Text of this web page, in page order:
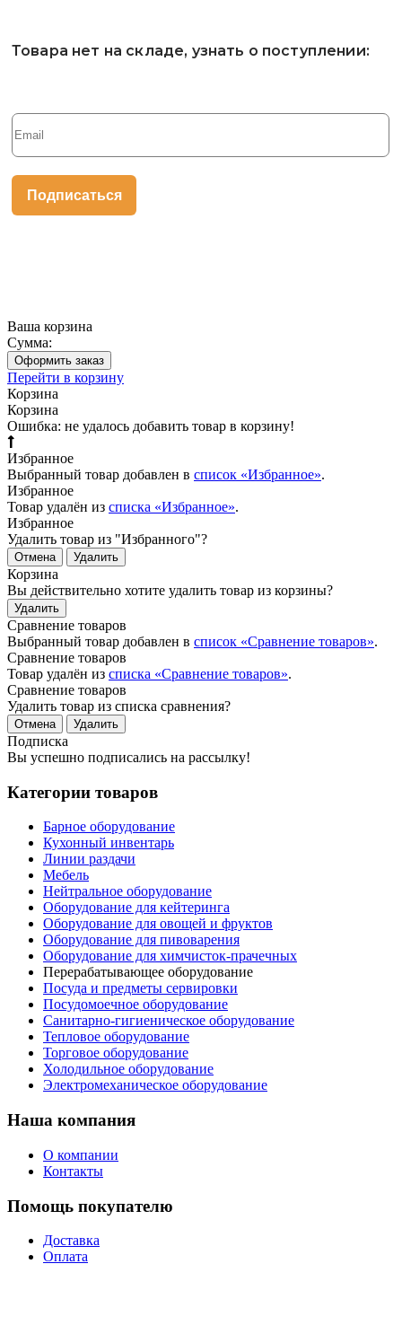
Товара нет на складе, узнать о поступлении:
Ваша корзина
Сумма:
Оформить заказ
Перейти в корзину
Корзина
Корзина
Ошибка: не удалось добавить товар в корзину!
Избранное
Выбранный товар добавлен в список «Избранное».
Избранное
Товар удалён из списка «Избранное».
Избранное
Удалить товар из "Избранного"?
Отмена Удалить
Корзина
Вы действительно хотите удалить товар из корзины?
Удалить
Сравнение товаров
Выбранный товар добавлен в список «Сравнение товаров».
Сравнение товаров
Товар удалён из списка «Сравнение товаров».
Сравнение товаров
Удалить товар из списка сравнения?
Отмена Удалить
Подписка
Вы успешно подписались на рассылку!
Категории товаров
Барное оборудование
Кухонный инвентарь
Линии раздачи
Мебель
Нейтральное оборудование
Оборудование для кейтеринга
Оборудование для овощей и фруктов
Оборудование для пивоварения
Оборудование для химчисток-прачечных
Перерабатывающее оборудование
Посуда и предметы сервировки
Посудомоечное оборудование
Санитарно-гигиеническое оборудование
Тепловое оборудование
Торговое оборудование
Холодильное оборудование
Электромеханическое оборудование
Наша компания
О компании
Контакты
Помощь покупателю
Доставка
Оплата